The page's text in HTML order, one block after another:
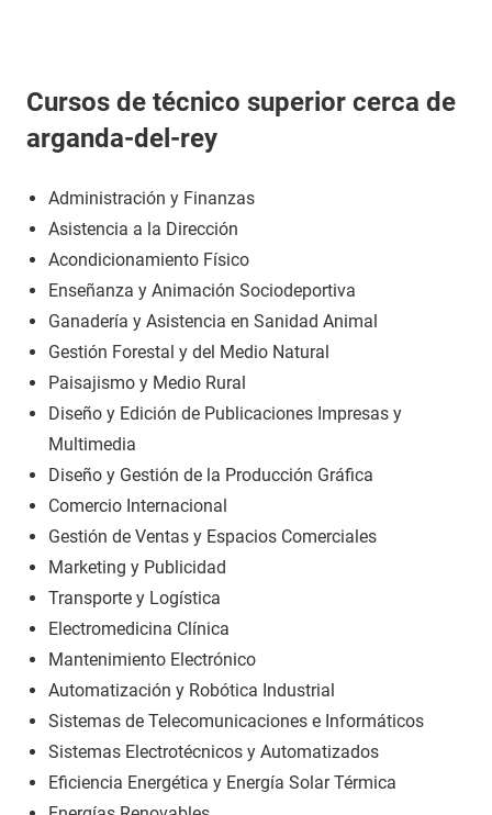
Cursos de técnico superior cerca de
arganda-del-rey
Administración y Finanzas
Asistencia a la Dirección
Acondicionamiento Físico
Enseñanza y Animación Sociodeportiva
Ganadería y Asistencia en Sanidad Animal
Gestión Forestal y del Medio Natural
Paisajismo y Medio Rural
Diseño y Edición de Publicaciones Impresas y
Multimedia
Diseño y Gestión de la Producción Gráfica
Comercio Internacional
Gestión de Ventas y Espacios Comerciales
Marketing y Publicidad
Transporte y Logística
Electromedicina Clínica
Mantenimiento Electrónico
Automatización y Robótica Industrial
Sistemas de Telecomunicaciones e Informáticos
Sistemas Electrotécnicos y Automatizados
Eficiencia Energética y Energía Solar Térmica